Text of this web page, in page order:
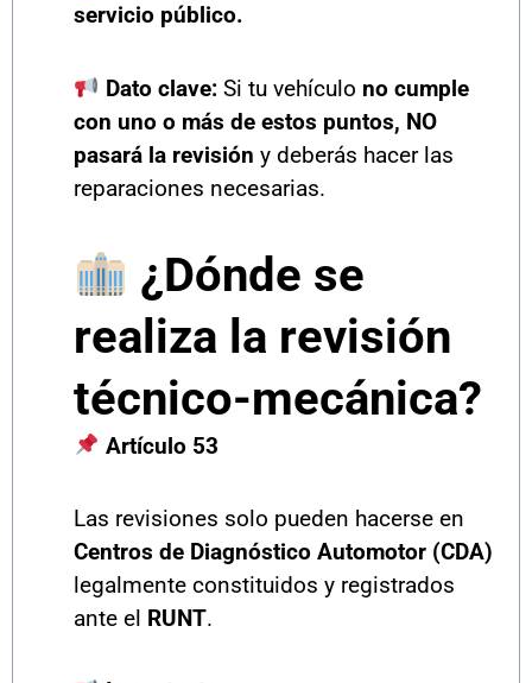
servicio público.
Dato clave:Si tu vehículo no cumple
con uno o más de estos puntos, NO
pasará la revisión y deberás hacer las
reparaciones necesarias.
¿Dónde se
realiza la revisión
técnico-mecánica?
Artículo 53
Las revisiones solo pueden hacerse en
Centros de Diagnóstico Automotor (CDA)
legalmente constituidos y registrados
ante el RUNT.